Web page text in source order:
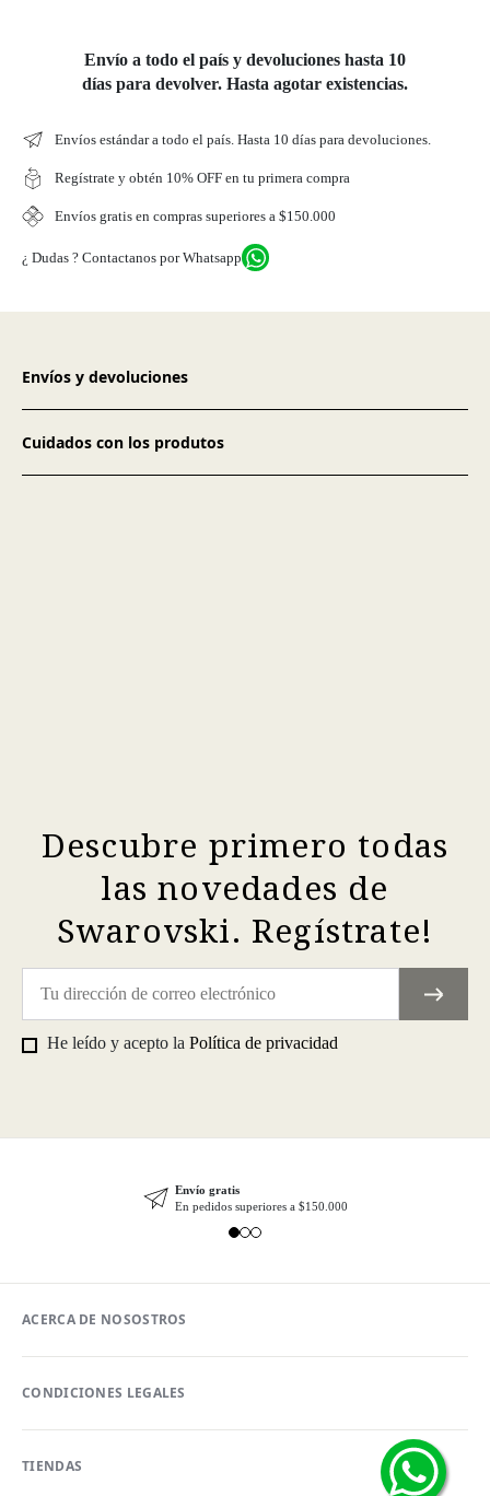
Envío a todo el país y devoluciones hasta 10
días para devolver. Hasta agotar existencias.
Envíos estándar a todo el país. Hasta 10 días para devoluciones.
Regístrate y obtén 10% OFF en tu primera compra
Envíos gratis en compras superiores a $150.000
¿ Dudas ? Contactanos por Whatsapp
Envíos y devoluciones
Cuidados con los produtos
Descubre primero todas
las novedades de
Swarovski. Regístrate!
He leído y acepto la Política de privacidad
Envío gratis
En pedidos superiores a $150.000
ACERCA DE NOSOSTROS
CONDICIONES LEGALES
TIENDAS